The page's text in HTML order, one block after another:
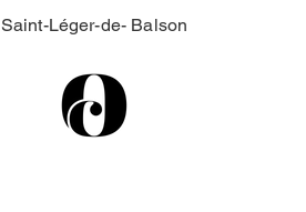
Saint-Léger-de- Balson